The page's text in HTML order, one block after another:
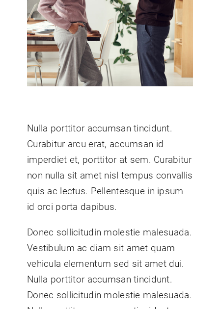
Nulla porttitor accumsan tincidunt.
Curabitur arcu erat, accumsan id
imperdiet et, porttitor at sem. Curabitur
non nulla sit amet nisl tempus convallis
quis ac lectus. Pellentesque in ipsum
id orci porta dapibus.
Donec sollicitudin molestie malesuada.
Vestibulum ac diam sit amet quam
vehicula elementum sed sit amet dui.
Nulla porttitor accumsan tincidunt.
Donec sollicitudin molestie malesuada.